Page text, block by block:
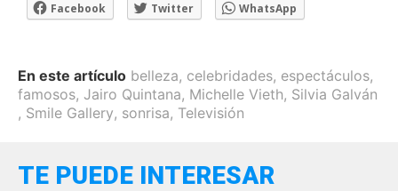
Facebook Twitter WhatsApp
En este artículo belleza, celebridades, espectáculos,
famosos, Jairo Quintana, Michelle Vieth, Silvia Galván
, Smile Gallery, sonrisa, Televisión
TE PUEDE INTERESAR